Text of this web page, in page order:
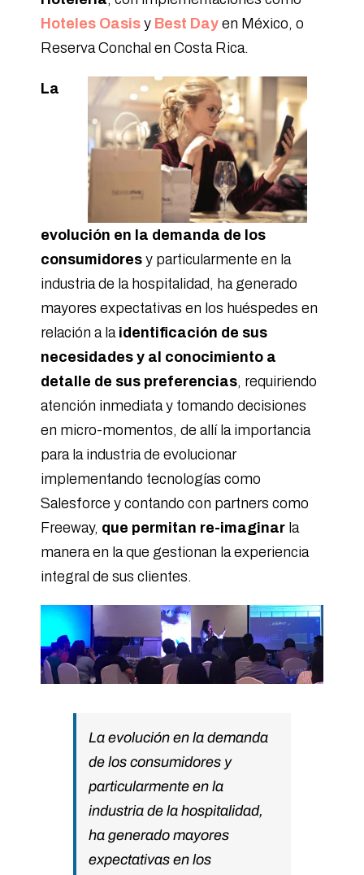
Hoteles Oasisy Best Dayen México, o
Reserva Conchal en Costa Rica.
La
evolución en la demanda de los
consumidoresy particularmente en la
industria de la hospitalidad, ha generado
mayores expectativas en los huéspedes en
relación a la identificación de sus
necesidades y al conocimiento a
detalle de sus preferencias, requiriendo
atención inmediata y tomando decisiones
en micro-momentos, de allí la importancia
para la industria de evolucionar
implementando tecnologías como
Salesforce y contando con partners como
Freeway, que permitan re-imaginarla
manera en la que gestionan la experiencia
integral de sus clientes.
La evolución en la demanda
de los consumidores y
particularmente en la
industria de la hospitalidad,
ha generado mayores
expectativas en los